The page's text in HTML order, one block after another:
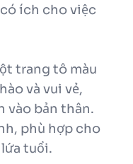
ích cho việc
trang tô màu
và vui vẻ,
vào bản thân.
phù hợp cho
tuổi.